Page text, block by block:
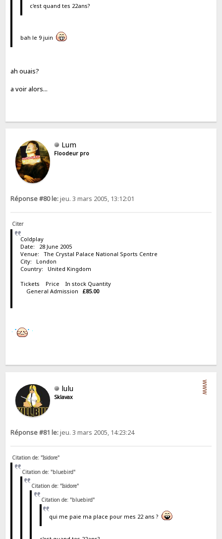
c'est quand tes 22ans?
bah le 9 juin
ah ouais?
a voir alors...
Lum
Floodeur pro
Réponse #80 le:jeu. 3 mars 2005, 13:12:01
Citer
Coldplay
Date: 28 June 2005
Venue: The Crystal Palace National Sports Centre
City: London
Country: United Kingdom
Tickets Price In stock Quantity
General Admission £85.00
lulu
Sklavax
WWW
Réponse #81 le:jeu. 3 mars 2005, 14:23:24
Citation de: "Isidore"
Citation de: "bluebird"
Citation de: "Isidore"
Citation de: "bluebird"
qui me paie ma place pour mes 22 ans ?